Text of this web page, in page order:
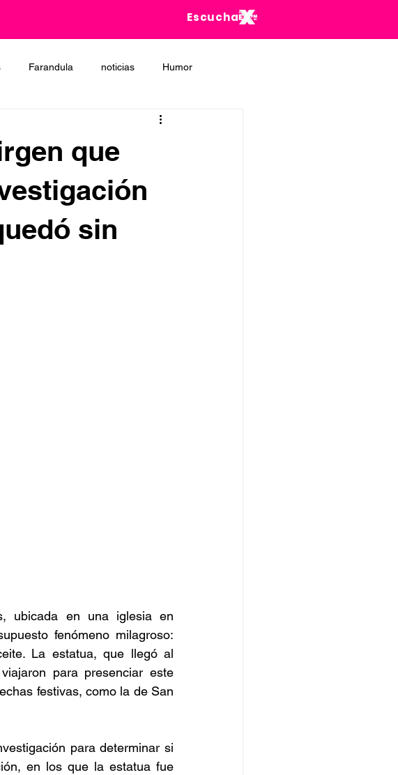
Escucha
Farandula noticias Humor
que
sin
ubicada en una iglesia en
fenómeno milagroso:
La estatua, que llegó al
para presenciar este
festivas, como la de San
para determinar si
en los que la estatua fue